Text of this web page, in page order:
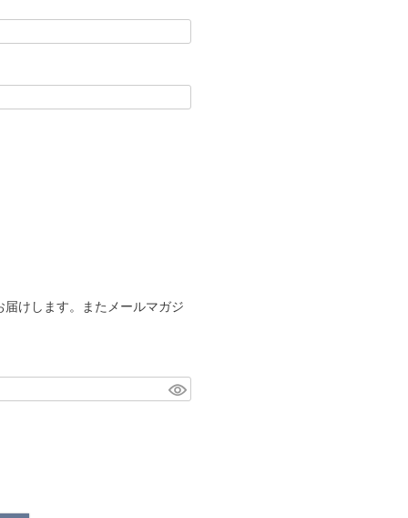
けします。またメールマガジ